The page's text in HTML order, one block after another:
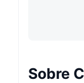
Sobre